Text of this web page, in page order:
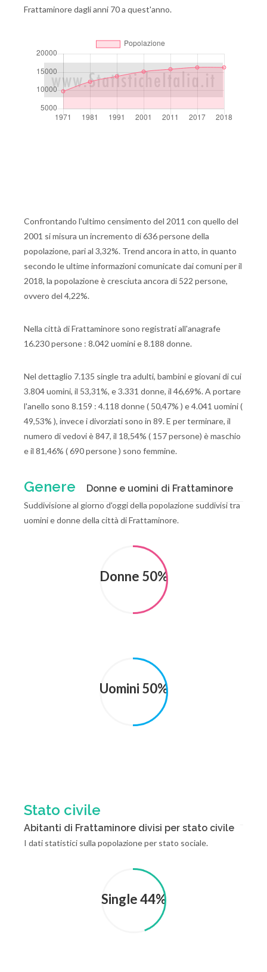
Frattaminore dagli anni 70 a quest'anno.
Confrontando l'ultimo censimento del 2011 con quello del
2001 si misura un incremento di 636 persone della
popolazione, pari al 3,32%. Trend ancora in atto, in quanto
secondo le ultime informazioni comunicate dai comuni per il
2018, la popolazione è cresciuta ancora di 522 persone,
ovvero del 4,22%.
Nella città di Frattaminore sono registrati all'anagrafe
16.230 persone : 8.042 uomini e 8.188 donne.
Nel dettaglio 7.135 single tra adulti, bambini e giovani di cui
3.804 uomini, il 53,31%, e 3.331 donne, il 46,69%. A portare
l'anello sono 8.159 : 4.118 donne ( 50,47% ) e 4.041 uomini (
49,53% ), invece i divorziati sono in 89. E per terminare, il
numero di vedovi è 847, il 18,54% ( 157 persone) è maschio
e il 81,46% ( 690 persone ) sono femmine.
Genere Donne e uomini di Frattaminore
Suddivisione al giorno d'oggi della popolazione suddivisi tra
uomini e donne della città di Frattaminore.
Donne 50%
Uomini 50%
Stato civile
Abitanti di Frattaminore divisi per stato civile
I dati statistici sulla popolazione per stato sociale.
Single 44%